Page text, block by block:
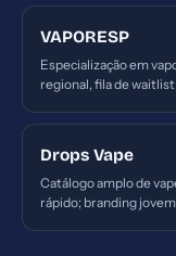
VAPORESP
Especialização em
regional, fila de
Drops Vape
Catálogo amplo de
rápido; branding